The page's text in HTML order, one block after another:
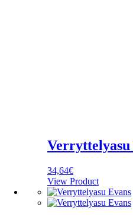
Verryttelyasu
34,64€
View Product